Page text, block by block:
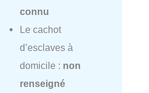
connu
Le cachot
d’esclaves à
domicile : non
renseigné